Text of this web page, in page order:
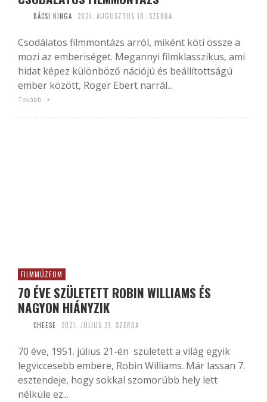
BÁCSI KINGA 2021. AUGUSZTUS 18. SZERDA
Csodálatos filmmontázs arról, miként köti össze a
mozi az emberiséget. Megannyi filmklasszikus, ami
hidat képez különböző nációjú és beállítottságú
ember között, Roger Ebert narrál...
Tovább
FILMMÚZEUM
70 ÉVE SZÜLETETT ROBIN WILLIAMS ÉS
NAGYON HIÁNYZIK
CHEESE 2021. JÚLIUS 21. SZERDA
70 éve, 1951. július 21-én született a világ egyik
legviccesebb embere, Robin Williams. Már lassan 7.
esztendeje, hogy sokkal szomorúbb hely lett
nélküle ez...